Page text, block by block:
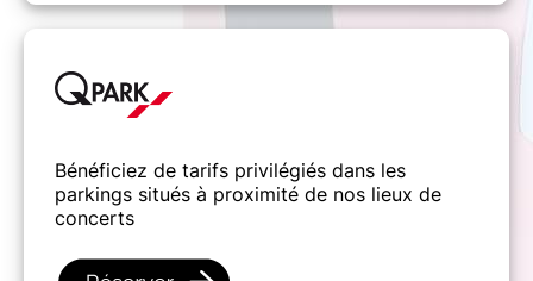
Bénéficiez de tarifs privilégiés dans les
parkings situés à proximité de nos lieux de
concerts